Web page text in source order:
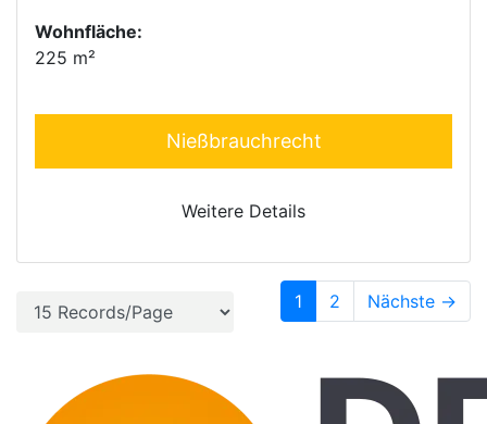
Wohnfläche:
225 m²
Nießbrauchrecht
Weitere Details
1 2 Nächste →